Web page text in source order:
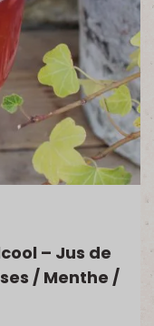
– Jus de
/ Menthe /